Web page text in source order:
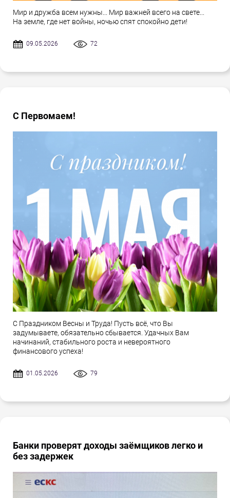
Мир и дружба всем нужны... Мир важней всего на свете...
На земле, где нет войны, ночью спят спокойно дети!
09.05.2026 72
С Первомаем!
С Праздником Весны и Труда! Пусть всё, что Вы
задумываете, обязательно сбывается. Удачных Вам
начинаний, стабильного роста и невероятного
финансового успеха!
01.05.2026 79
Банки проверят доходы заёмщиков легко и
без задержек